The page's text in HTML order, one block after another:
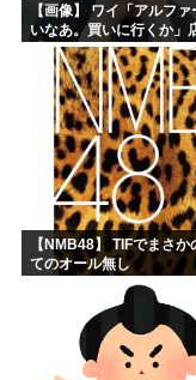
【画像】 ワイ「アルフ
いなあ。買いに行くか」
「ほいっ見積もりな！」
「金額おかしくね？」←
もそう思うよな？？？？
【NMB48】 TIFでまさか
てのオール無し